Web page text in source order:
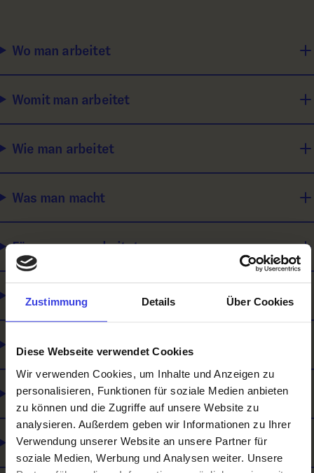
Zustimmung Details Über Cookies
Diese Webseite verwendet Cookies
Wir verwenden Cookies, um Inhalte und Anzeigen zu
personalisieren, Funktionen für soziale Medien anbieten
zu können und die Zugriffe auf unsere Website zu
analysieren. Außerdem geben wir Informationen zu Ihrer
Verwendung unserer Website an unsere Partner für
soziale Medien, Werbung und Analysen weiter. Unsere
Wo man arbeitet
Womit man arbeitet
Wie man arbeitet
Was man macht
Für wen man arbeitet
Wie man sich weiterbilden kann
Was du mitbringen solltest
Was es noch gibt
Lehre und Matura